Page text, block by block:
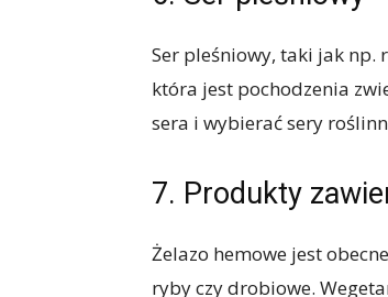
Ser pleśniowy, taki jak np.
która jest pochodzenia
sera i wybierać sery
7. Produkty
Żelazo hemowe jest
ryby czy drobiowe.